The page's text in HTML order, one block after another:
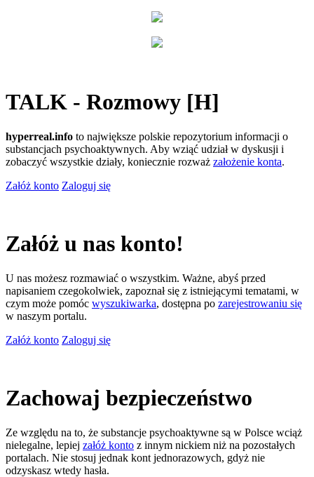
TALK - Rozmowy [H]
hyperreal.info to największe polskie repozytorium informacji o
substancjach psychoaktywnych. Aby wziąć udział w dyskusji i
zobaczyć wszystkie działy, koniecznie rozważ założenie konta.
Załóż konto Zaloguj się
Załóż u nas konto!
U nas możesz rozmawiać o wszystkim. Ważne, abyś przed
napisaniem czegokolwiek, zapoznał się z istniejącymi tematami, w
czym może pomóc wyszukiwarka, dostępna po zarejestrowaniu się
w naszym portalu.
Załóż konto Zaloguj się
Zachowaj bezpieczeństwo
Ze względu na to, że substancje psychoaktywne są w Polsce wciąż
nielegalne, lepiej załóż konto z innym nickiem niż na pozostałych
portalach. Nie stosuj jednak kont jednorazowych, gdyż nie
odzyskasz wtedy hasła.